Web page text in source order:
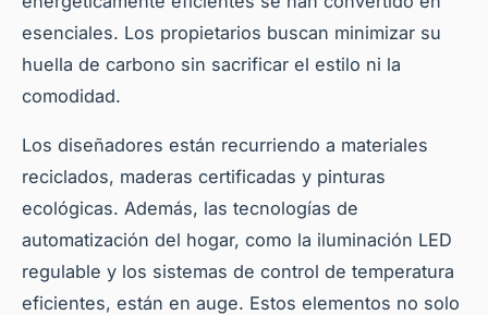
esenciales. Los propietarios buscan minimizar su
huella de carbono sin sacrificar el estilo ni la
comodidad.
Los diseñadores están recurriendo a materiales
reciclados, maderas certificadas y pinturas
ecológicas. Además, las tecnologías de
automatización del hogar, como la iluminación LED
regulable y los sistemas de control de temperatura
eficientes, están en auge. Estos elementos no solo